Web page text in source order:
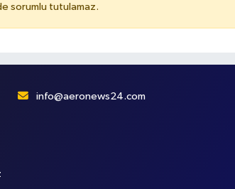
sorumlu tutulamaz.
info@aeronews24.com